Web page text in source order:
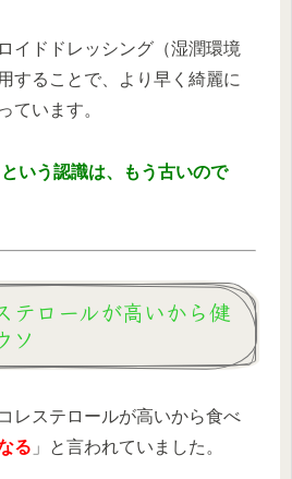
イドドレッシング（湿潤環境
することで、より早く綺麗に
ています。
という認識は、もう古いので
テロールが高いから健
ソ
レステロールが高いから食べ
る 」と言われていました。